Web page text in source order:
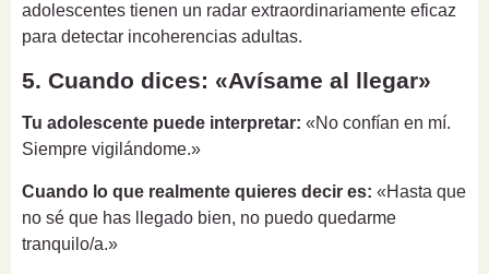
adolescentes tienen un radar extraordinariamente eficaz
para detectar incoherencias adultas.
5. Cuando dices: «Avísame al llegar»
Tu adolescente puede interpretar: «No confían en mí.
Siempre vigilándome.»
Cuando lo que realmente quieres decir es: «Hasta que
no sé que has llegado bien, no puedo quedarme
tranquilo/a.»